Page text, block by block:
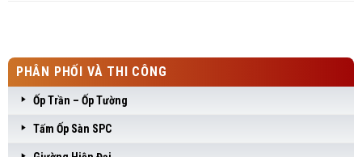
PHÂN PHỐI VÀ THI CÔNG
Ốp Trần – Ốp Tường
Tấm Ốp Sàn SPC